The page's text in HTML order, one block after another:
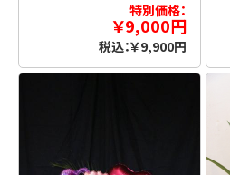
特別価格：
￥9,000円
税込：￥9,900円